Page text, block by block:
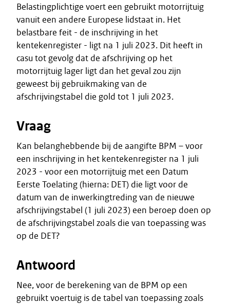
Belastingplichtige voert een gebruikt motorrijtuig
vanuit een andere Europese lidstaat in. Het
belastbare feit - de inschrijving in het
kentekenregister - ligt na 1 juli 2023. Dit heeft in
casu tot gevolg dat de afschrijving op het
motorrijtuig lager ligt dan het geval zou zijn
geweest bij gebruikmaking van de
afschrijvingstabel die gold tot 1 juli 2023.
Vraag
Kan belanghebbende bij de aangifte BPM – voor
een inschrijving in het kentekenregister na 1 juli
2023 - voor een motorrijtuig met een Datum
Eerste Toelating (hierna: DET) die ligt voor de
datum van de inwerkingtreding van de nieuwe
afschrijvingstabel (1 juli 2023) een beroep doen op
de afschrijvingstabel zoals die van toepassing was
op de DET?
Antwoord
Nee, voor de berekening van de BPM op een
gebruikt voertuig is de tabel van toepassing zoals